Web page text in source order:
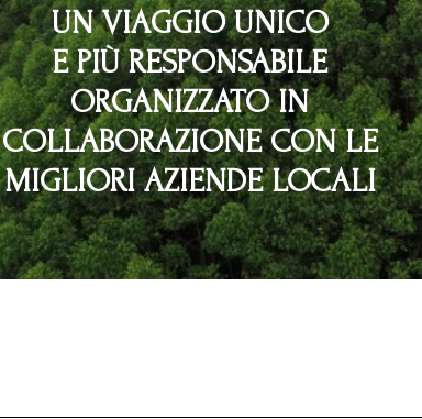
UN VIAGGIO UNICO
E PIÙ RESPONSABILE
ORGANIZZATO IN
COLLABORAZIONE CON LE
MIGLIORI AZIENDE LOCALI